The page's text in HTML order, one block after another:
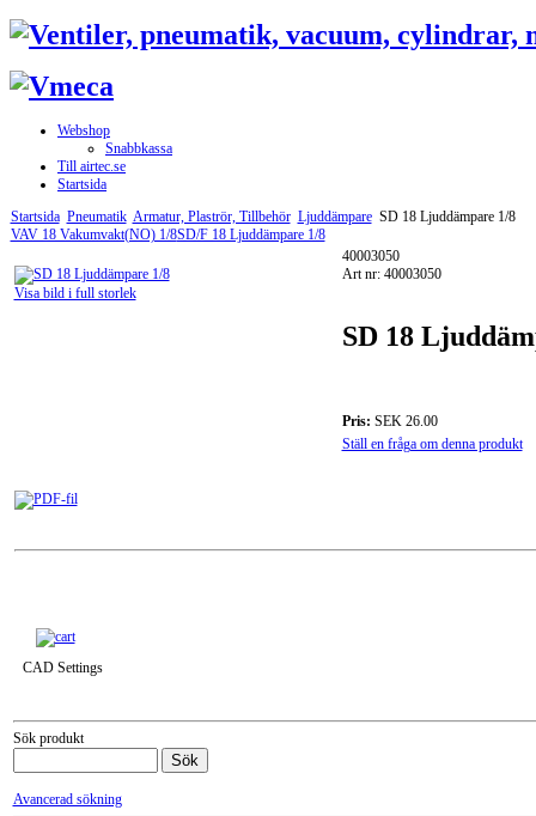
Webshop
Snabbkassa
Till airtec.se
Startsida
Startsida Pneumatik Armatur, Plaströr, Tillbehör Ljuddämpare SD 18 Ljuddämpare 1/8
VAV 18 Vakumvakt(NO) 1/8SD/F 18 Ljuddämpare 1/8
Visa bild i full storlek
40003050
Art nr: 40003050
SD 18
Pris: SEK 26.00
Ställ en fråga om denna produkt
CAD Settings
Sök produkt
Avancerad sökning